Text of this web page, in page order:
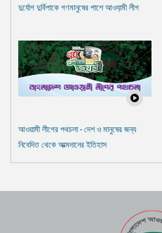
দুর্যোগ দুর্বিপাকে গণমানুষের পাশে আওযা়মী লীগ
আওয়ামী লীগের পথচলা - দেশ ও মানুষের জন্য
নিবেদিত থেকে আত্মদানের ইতিহাস